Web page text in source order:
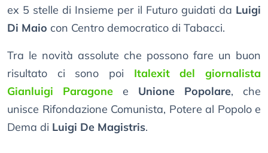
ex 5 stelle di Insieme per il Futuro guidati da Luigi
Di Maio con Centro democratico di Tabacci.
Tra le novità assolute che possono fare un buon
risultato ci sono poi Italexit del giornalista
Gianluigi Paragone e Unione Popolare, che
unisce Rifondazione Comunista, Potere al Popolo e
Dema di Luigi De Magistris.